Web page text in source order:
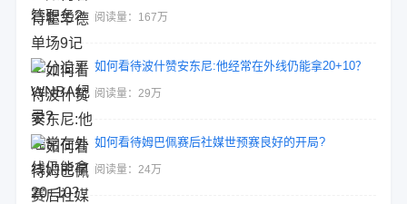
阅读量：167万
如何看待波什赞安东尼:他经常在外线仍能拿20+10？
阅读量：29万
如何看待姆巴佩赛后社媒世预赛良好的开局?
阅读量：24万